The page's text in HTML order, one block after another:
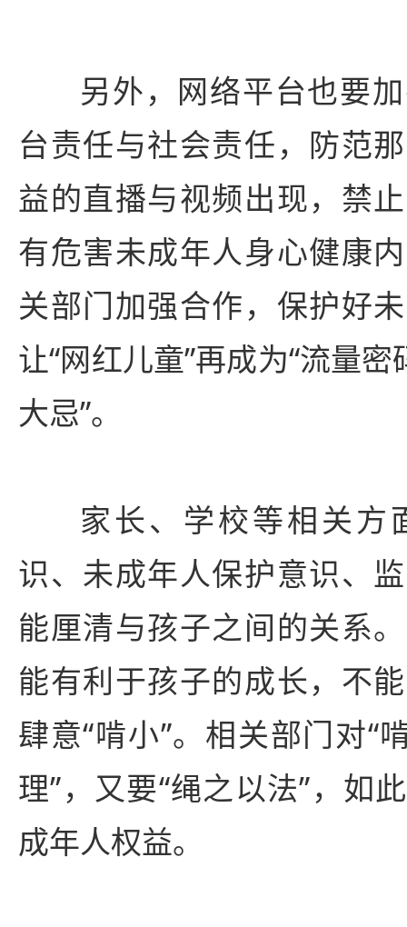
另外，网络平台也要
台责任与社会责任，防范
益的直播与视频出现，禁
有危害未成年人身心健康
关部门加强合作，保护好
让“网红儿童”再成为“流量
大忌”。
家长、学校等相关方
识、未成年人保护意识、
能厘清与孩子之间的关系
能有利于孩子的成长，不
肆意“啃小”。相关部门对“
理”，又要“绳之以法”，如
成年人权益。